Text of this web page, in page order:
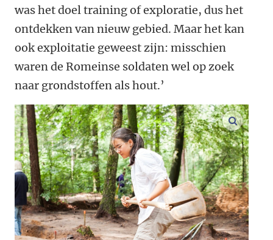
was het doel training of exploratie, dus het
ontdekken van nieuw gebied. Maar het kan
ook exploitatie geweest zijn: misschien
waren de Romeinse soldaten wel op zoek
naar grondstoffen als hout.’